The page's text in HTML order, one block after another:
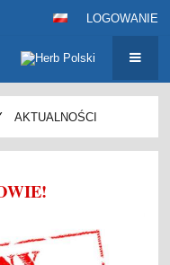
LOGOWANIE
AKTUALNOŚCI